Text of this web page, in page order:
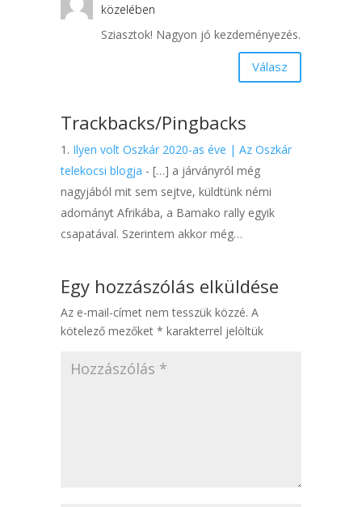
közelében
Sziasztok! Nagyon jó kezdeményezés.
Válasz
Trackbacks/Pingbacks
Ilyen volt Oszkár 2020-as éve | Az Oszkár
telekocsi blogja - […] a járványról még
nagyjából mit sem sejtve, küldtünk némi
adományt Afrikába, a Bamako rally egyik
csapatával. Szerintem akkor még…
Egy hozzászólás elküldése
Az e-mail-címet nem tesszük közzé. A
kötelező mezőket * karakterrel jelöltük